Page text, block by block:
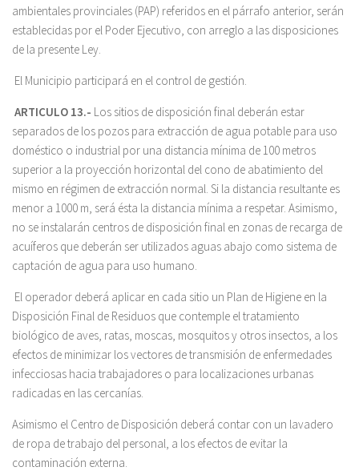
ambientales provinciales (PAP) referidos en el párrafo anterior, serán
establecidas por el Poder Ejecutivo, con arreglo a las disposiciones
de la presente Ley.
El Municipio participará en el control de gestión.
ARTICULO 13.- Los sitios de disposición final deberán estar
separados de los pozos para extracción de agua potable para uso
doméstico o industrial por una distancia mínima de 100 metros
superior a la proyección horizontal del cono de abatimiento del
mismo en régimen de extracción normal. Si la distancia resultante es
menor a 1000 m, será ésta la distancia mínima a respetar. Asimismo,
no se instalarán centros de disposición final en zonas de recarga de
acuíferos que deberán ser utilizados aguas abajo como sistema de
captación de agua para uso humano.
El operador deberá aplicar en cada sitio un Plan de Higiene en la
Disposición Final de Residuos que contemple el tratamiento
biológico de aves, ratas, moscas, mosquitos y otros insectos, a los
efectos de minimizar los vectores de transmisión de enfermedades
infecciosas hacia trabajadores o para localizaciones urbanas
radicadas en las cercanías.
Asimismo el Centro de Disposición deberá contar con un lavadero
de ropa de trabajo del personal, a los efectos de evitar la
contaminación externa.